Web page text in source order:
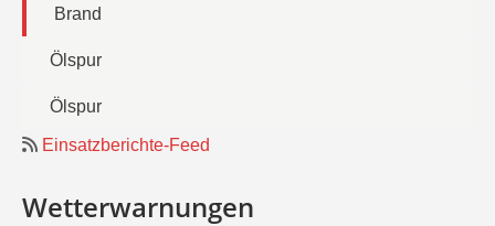
Brand
Ölspur
Ölspur
Einsatzberichte-Feed
Wetterwarnungen